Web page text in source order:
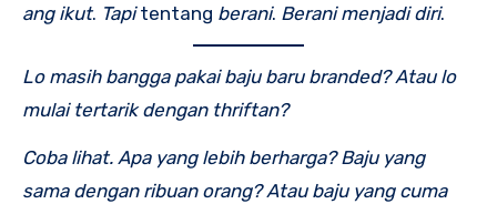
ang ikut. Tapitentang berani. Berani menjadi diri.
Lo masih bangga pakai baju baru branded? Atau lo
mulai tertarik dengan thriftan?
Coba lihat. Apa yang lebih berharga? Baju yang
sama dengan ribuan orang? Atau baju yang cuma